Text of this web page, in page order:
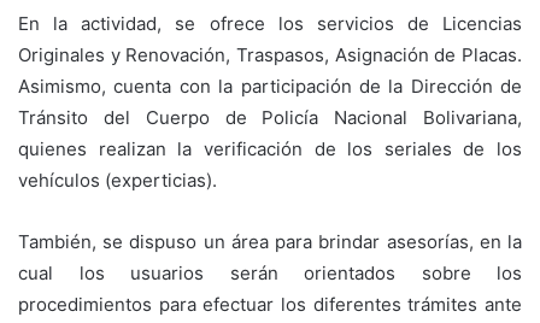
En la actividad, se ofrece los servicios de Licencias
Originales y Renovación, Traspasos, Asignación de Placas.
Asimismo, cuenta con la participación de la Dirección de
Tránsito del Cuerpo de Policía Nacional Bolivariana,
quienes realizan la verificación de los seriales de los
vehículos (experticias).
También, se dispuso un área para brindar asesorías, en la
cual los usuarios serán orientados sobre los
procedimientos para efectuar los diferentes trámites ante